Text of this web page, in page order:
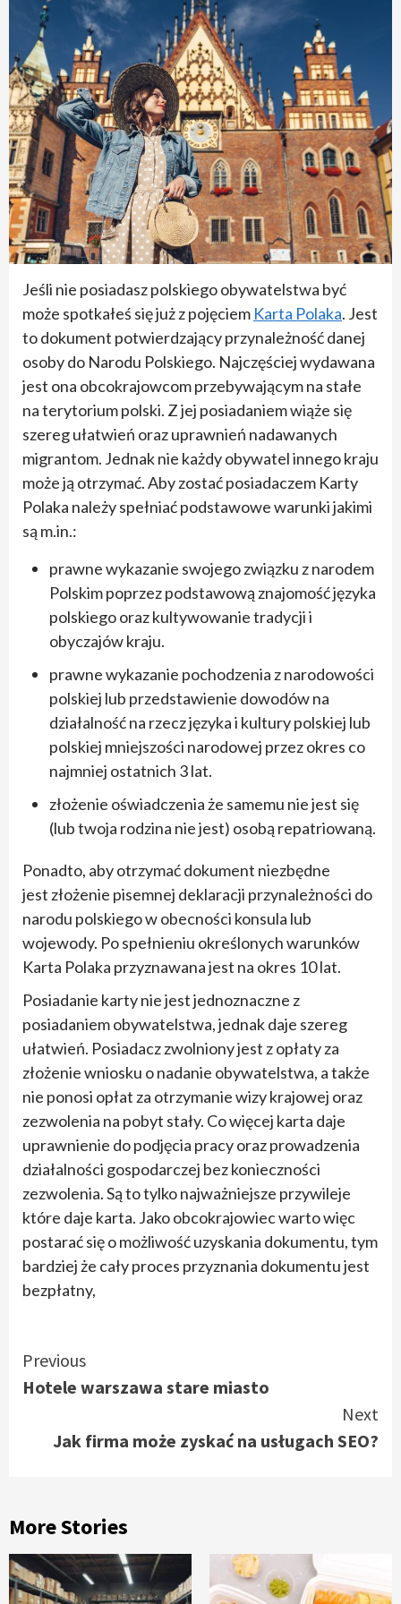
Jeśli nie posiadasz polskiego obywatelstwa być
może spotkałeś się już z pojęciem Karta Polaka. Jest
to dokument potwierdzający przynależność danej
osoby do Narodu Polskiego. Najczęściej wydawana
jest ona obcokrajowcom przebywającym na stałe
na terytorium polski. Z jej posiadaniem wiąże się
szereg ułatwień oraz uprawnień nadawanych
migrantom. Jednak nie każdy obywatel innego kraju
może ją otrzymać. Aby zostać posiadaczem Karty
Polaka należy spełniać podstawowe warunki jakimi
są m.in.:
prawne wykazanie swojego związku z narodem
Polskim poprzez podstawową znajomość języka
polskiego oraz kultywowanie tradycji i
obyczajów kraju.
prawne wykazanie pochodzenia z narodowości
polskiej lub przedstawienie dowodów na
działalność na rzecz języka i kultury polskiej lub
polskiej mniejszości narodowej przez okres co
najmniej ostatnich 3 lat.
złożenie oświadczenia że samemu nie jest się
(lub twoja rodzina nie jest) osobą repatriowaną.
Ponadto, aby otrzymać dokument niezbędne
jest złożenie pisemnej deklaracji przynależności do
narodu polskiego w obecności konsula lub
wojewody. Po spełnieniu określonych warunków
Karta Polaka przyznawana jest na okres 10 lat.
Posiadanie karty nie jest jednoznaczne z
posiadaniem obywatelstwa, jednak daje szereg
ułatwień. Posiadacz zwolniony jest z opłaty za
złożenie wniosku o nadanie obywatelstwa, a także
nie ponosi opłat za otrzymanie wizy krajowej oraz
zezwolenia na pobyt stały. Co więcej karta daje
uprawnienie do podjęcia pracy oraz prowadzenia
działalności gospodarczej bez konieczności
zezwolenia. Są to tylko najważniejsze przywileje
które daje karta. Jako obcokrajowiec warto więc
postarać się o możliwość uzyskania dokumentu, tym
bardziej że cały proces przyznania dokumentu jest
bezpłatny,
Continue
Reading
Previous
Hotele warszawa stare miasto
Next
Jak firma może zyskać na usługach SEO?
More Stories